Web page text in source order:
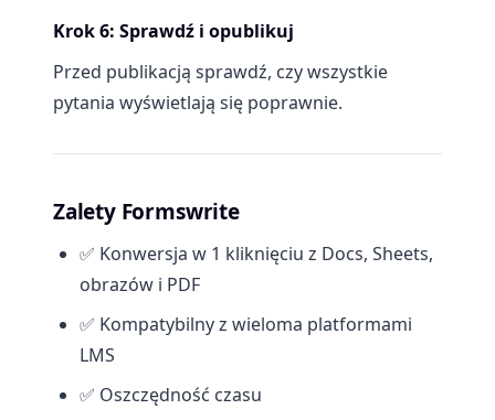
Krok 6: Sprawdź i opublikuj
Przed publikacją sprawdź, czy wszystkie
pytania wyświetlają się poprawnie.
Zalety Formswrite
✅ Konwersja w 1 kliknięciu z Docs, Sheets,
obrazów i PDF
✅ Kompatybilny z wieloma platformami
LMS
✅ Oszczędność czasu